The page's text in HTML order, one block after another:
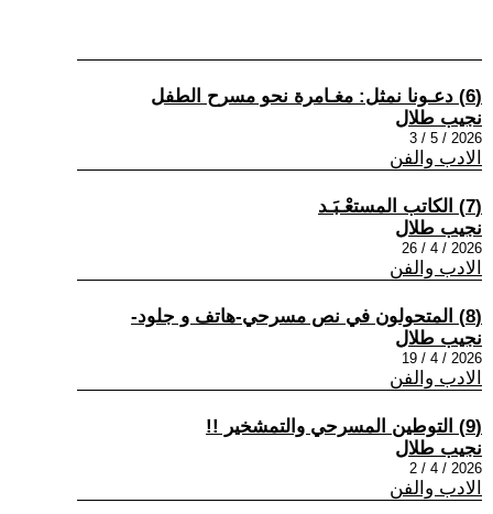
(6) دعـونا نمثل: مغـامرة نحو مسرح الطفل
نجيب طلال
2026 / 5 / 3
الادب والفن
(7) الكاتب المستعْـبَـد
نجيب طلال
2026 / 4 / 26
الادب والفن
(8) المتحولون في نص مسرحي-هاتف و جلود-
نجيب طلال
2026 / 4 / 19
الادب والفن
(9) التوطين المسرحي والتمشخير !!
نجيب طلال
2026 / 4 / 2
الادب والفن